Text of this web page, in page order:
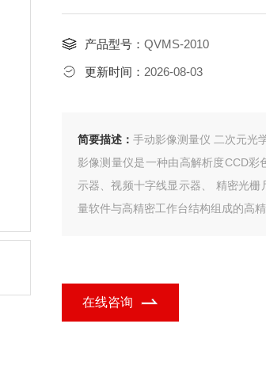
产品型号： QVMS-2010
更新时间： 2026-08-03
简要描述： 手动影像测量仪 二次元光
影像测量仪是一种由高解析度CCD彩
示器、视频十字线显示器、 精密光栅
量软件与高精密工作台结构组成的高
在线咨询